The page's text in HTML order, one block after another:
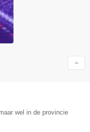
wel in de provincie